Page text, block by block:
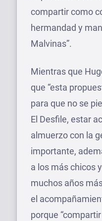
compartir como
hermandad y
Malvinas”.
Mientras que
que “esta
para que no se
El Desfile, estar
almuerzo con la
importante,
a los más chicos
muchos años
el
porque